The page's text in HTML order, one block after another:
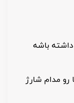
باشه
رو مدام شارژ